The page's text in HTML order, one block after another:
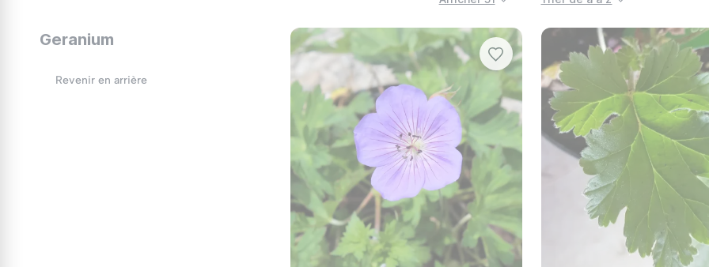
1. Le Géranium Vivace (Geranium)
Les géraniums vivaces sont appréciés pour leur robustesse et leur capacité à survivre aux hivers
, célèbre pour ses grandes fleurs bleu-violet qui fleurissent de mai à octobre, ou
floraison prolifique et sa résistance aux maladies.
Pelargonium)
Les pélargoniums sont les stars des balcons et des terrasses. Il existe plusieurs types de pélargoniums :
: C’est le plus commun, avec ses feuilles rondes et ses fleurs en ombelles. Il
: Avec son feuillage retombant, il est parfait pour les suspensions et les jardinières.
Geranium
Revenir en arrière